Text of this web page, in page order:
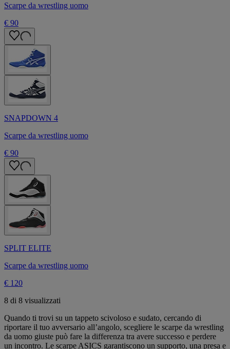
Scarpe da wrestling uomo
€ 90
SNAPDOWN 4
Scarpe da wrestling uomo
€ 90
SPLIT ELITE
Scarpe da wrestling uomo
€ 120
8 di 8 visualizzati
Quando ti trovi su un tappeto scivoloso e sudato, cercando di
riportare il tuo avversario all’angolo, scegliere le scarpe da wrestling
da uomo giuste può fare la differenza tra avere successo e perdere
un incontro. Le scarpe ASICS garantiscono un supporto, una presa e